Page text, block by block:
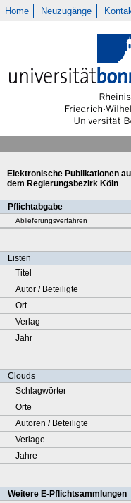
Home Neuzugänge
Elektronische Publikationen
dem Regierungsbezirk Köln
Pflichtabgabe
Ablieferungsverfahren
Listen
Titel
Autor / Beteiligte
Ort
Verlag
Jahr
Clouds
Schlagwörter
Orte
Autoren / Beteiligte
Verlage
Jahre
Weitere E-Pflichtsammlungen